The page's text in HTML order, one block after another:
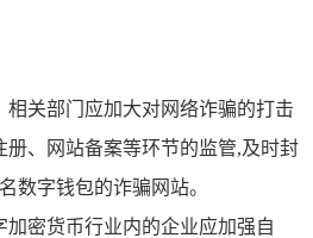
相关部门应加大对网络诈骗的打击
册、网站备案等环节的监管,及时封
数字钱包的诈骗网站。
加密货币行业内的企业应加强自